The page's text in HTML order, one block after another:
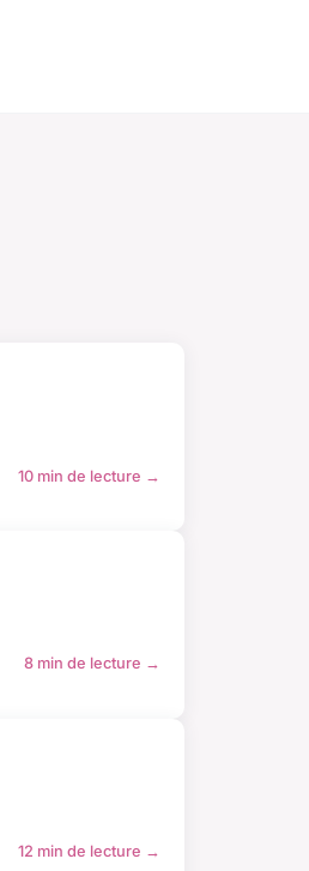
10 min de lecture →
8 min de lecture →
12 min de lecture →